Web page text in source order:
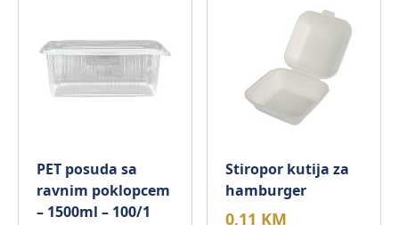
PET posuda sa
ravnim poklopcem
– 1500ml – 100/1
Stiropor kutija za
hamburger
0,11 KM